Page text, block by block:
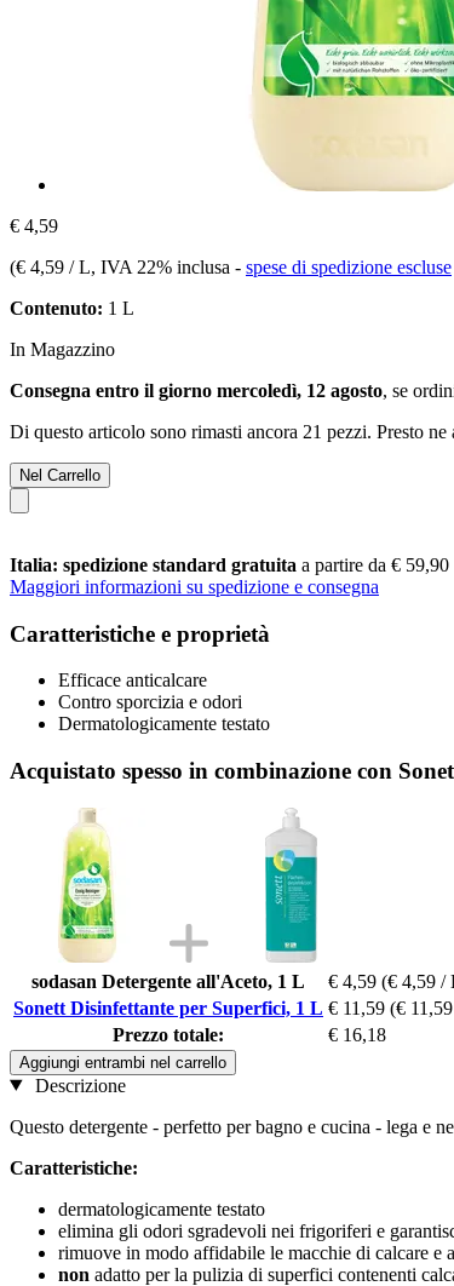
€ 4,59
(€ 4,59 / L, IVA 22% inclusa - spese di spedizione escluse
Contenuto: 1 L
In Magazzino
Consegna entro il giorno mercoledì, 12 agosto, se
Di questo articolo sono rimasti ancora 21 pezzi. Presto
Nel Carrello
Italia: spedizione standard gratuita a partire da € 59,90
Maggiori informazioni su spedizione e consegna
Caratteristiche e proprietà
Efficace anticalcare
Contro sporcizia e odori
Dermatologicamente testato
Acquistato spesso in combinazione con
sodasan Detergente all'Aceto, 1 L € 4,59 (€ 4,59 /
Sonett Disinfettante per Superfici, 1 L € 11,59 (€
Prezzo totale:
€ 16,18
Aggiungi entrambi nel carrello
Descrizione
Questo detergente - perfetto per bagno e cucina - lega e
Caratteristiche:
dermatologicamente testato
elimina gli odori sgradevoli nei frigoriferi e
rimuove in modo affidabile le macchie di calcare e
non adatto per la pulizia di superfici contenenti